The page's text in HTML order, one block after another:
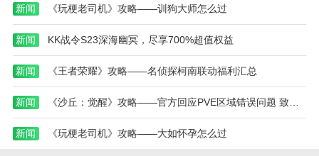
在通勤时还是闲暇时，都能带来愉快的游戏体验。如果
你是音乐和节奏游戏的爱好者，音乐弹弹球安卓版本游
戏将是你的不二之选。
本站为您提供音乐弹弹球 安卓版本的 手机游戏 ，
欢迎大家记住本站网址，本站是您下载安卓手游app最
好的网站！
热门搜索: 世界末日生存游戏攻略破解版(世界末日生存破解版最新
新闻 《玩梗老司机》攻略——训狗大师怎么过
新闻 KK战令S23深海幽冥，尽享700%超值权益
新闻 《王者荣耀》攻略——名侦探柯南联动福利汇总
新闻 《沙丘：觉醒》攻略——官方回应PVE区域错误问题 致歉并发布补偿计划
新闻 《玩梗老司机》攻略——大如怀孕怎么过